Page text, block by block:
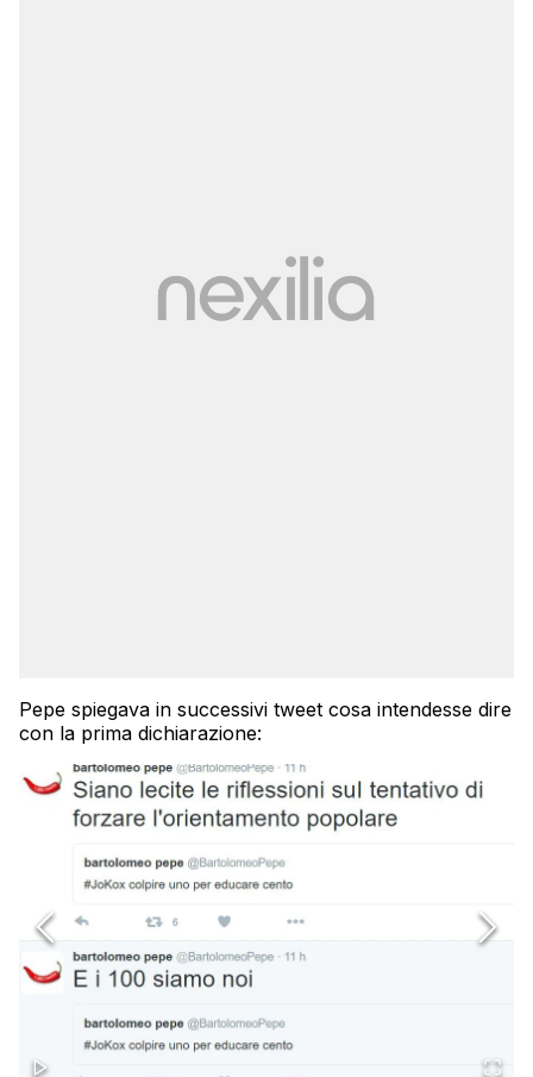
Pepe spiegava in successivi tweet cosa intendesse dire
con la prima dichiarazione: